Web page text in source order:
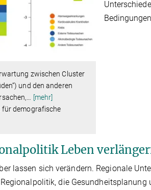
zwischen Cluster
und den anderen
… [mehr]
demografische
Leben
lassen sich verändern. Regionale
die